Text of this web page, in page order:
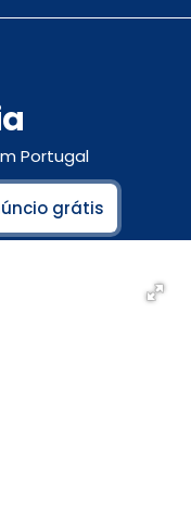
Portugal
grátis